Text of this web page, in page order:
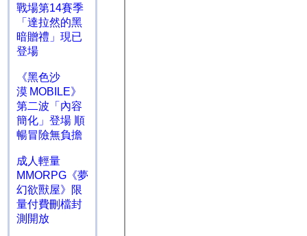
戰場第14賽季
「達拉然的黑
暗贈禮」現已
登場
《黑色沙
漠 MOBILE》
第二波「內容
簡化」登場 順
暢冒險無負擔
成人輕量
MMORPG《夢
幻欲獸屋》限
量付費刪檔封
測開放